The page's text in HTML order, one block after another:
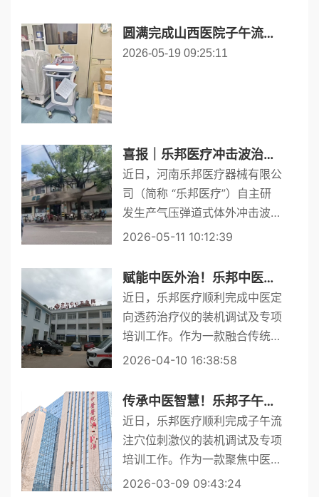
疗规范化、智能化升级，推进传
圆满完成山西医院子午流注治疗设备供货、装机及专项培训工作
2026-05-19 09:25:11
喜报｜乐邦医疗冲击波治疗仪正式入驻上海多家医院，助力康复医疗高质量发展
近日，河南乐邦医疗器械有限公
司（简称 “乐邦医疗”）自主研
发生产气压弹道式体外冲击波治
疗仪，正式完成上海多家三甲及
全面投入骨科、疼痛科、康复科
临床使用。此次合作标志着乐
邦...
2026-05-11 10:12:39
赋能中医外治！乐邦中医定向透药治疗仪装机培训圆满完成！
近日，乐邦医疗顺利完成中医定
向透药治疗仪的装机调试及专项
培训工作。作为一款融合传统中
医精髓与现代科技的中医外治设
诊疗体系注入新活力。此次入驻
的中医定向透药治疗仪，是专注
中...
2026-04-10 16:38:58
传承中医智慧！乐邦子午流注穴位刺激仪装机培训圆满完成！
近日，乐邦医疗顺利完成子午流
注穴位刺激仪的装机调试及专项
培训工作。作为一款聚焦中医特
色诊疗的创新设备，其在中医穴
2026-03-09 09:43:24